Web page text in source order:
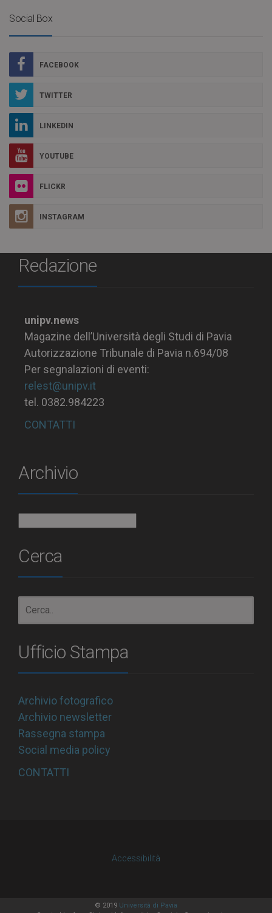
Social Box
FACEBOOK
TWITTER
LINKEDIN
YOUTUBE
FLICKR
INSTAGRAM
Redazione
unipv.news
Magazine dell’Università degli Studi di Pavia
Autorizzazione Tribunale di Pavia n.694/08
Per segnalazioni di eventi:
relest@unipv.it
tel. 0382.984223
CONTATTI
Archivio
Cerca
Ufficio Stampa
Archivio fotografico
Archivio newsletter
Rassegna stampa
Social media policy
CONTATTI
Accessibilità
© 2019 Università di Pavia